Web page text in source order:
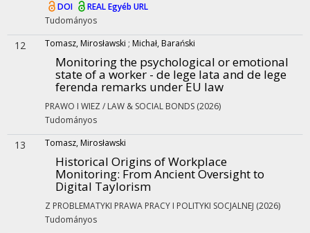
DOI
REALEgyéb URL
Tudományos
12 Tomasz, Mirosławski ; Michał, Barański
Monitoring the psychological or emotional
state of a worker - de lege lata and de lege
ferenda remarks under EU law
PRAWO I WIEZ / LAW & SOCIAL BONDS (2026)
Tudományos
13 Tomasz, Mirosławski
Historical Origins of Workplace
Monitoring: From Ancient Oversight to
Digital Taylorism
Z PROBLEMATYKI PRAWA PRACY I POLITYKI SOCJALNEJ (2026)
Tudományos